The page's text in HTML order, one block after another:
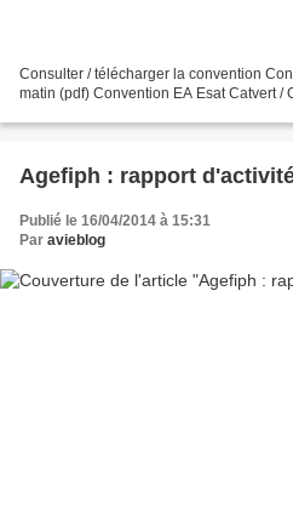
Consulter / télécharger la convention
matin (pdf) Convention EA Esat Catvert /
Agefiph : rapport
Publié le 16/04/2014 à 15:31
Par avieblog